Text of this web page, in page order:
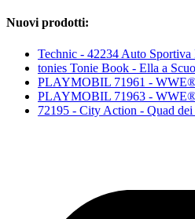
Nuovi prodotti:
Technic - 42234 Auto
tonies Tonie Book - Ella a
PLAYMOBIL 71961 -
PLAYMOBIL 71963 -
72195 - City Action - Quad